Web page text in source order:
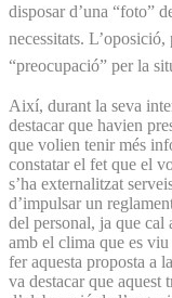
disposar d’una “foto”
necessitats.
“preocupació” per la
Així, durant la seva
destacar que havien
que volien tenir més
constatar el fet que el
s’ha externalitzat
d’impulsar un
del personal, ja que cal
amb el clima que es viu
fer aquesta proposta a
va destacar que aquest